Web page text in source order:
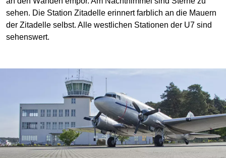
sehen. Die Station Zitadelle erinnert farblich an die Mauern
der Zitadelle selbst. Alle westlichen Stationen der U7 sind
sehenswert.